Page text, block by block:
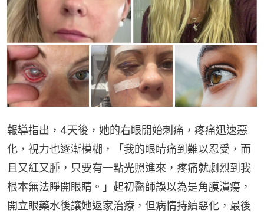
報導指出，4天後，她的右眼開始刺痛，疼痛迅速惡
化，視力也逐漸模糊，「我的眼睛痛到難以忍受，而
且又紅又腫，只要有一點光照進來，疼痛就劇烈到我
根本無法睜開眼睛。」起初醫師誤以為是角膜潰瘍，
開立眼藥水後讓她返家治療，但病情持續惡化，最後